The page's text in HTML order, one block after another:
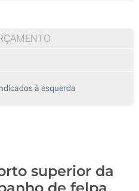
à esquerda
superior da